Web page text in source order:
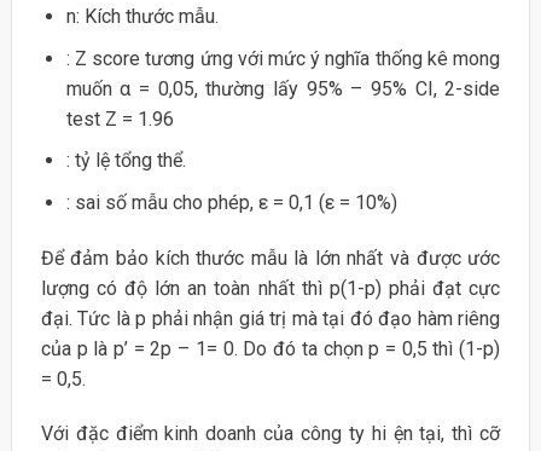
n: Kích thước mẫu.
: Z score tương ứng với mức ý nghĩa thống kê mong
muốn α = 0,05, thường lấy 95% – 95% CI, 2-side
test Z = 1.96
: tỷ lệ tổng thể.
: sai số mẫu cho phép, ε = 0,1 (ε = 10%)
Để đảm bảo kích thước mẫu là lớn nhất và được ước
lượng có độ lớn an toàn nhất thì p(1-p) phải đạt cực
đại. Tức là p phải nhận giá trị mà tại đó đạo hàm riêng
của p là p’ = 2p – 1= 0. Do đó ta chọn p = 0,5 thì (1-p)
= 0,5.
Với đặc điểm kinh doanh của công ty hi ện tại, thì cỡ